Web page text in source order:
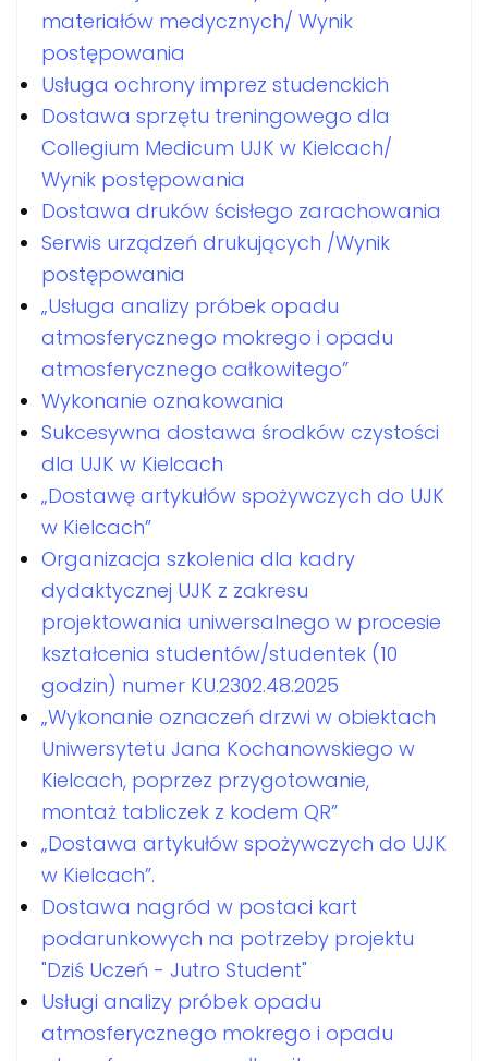
materiałów medycznych/ Wynik
postępowania
Usługa ochrony imprez studenckich
Dostawa sprzętu treningowego dla
Collegium Medicum UJK w Kielcach/
Wynik postępowania
Dostawa druków ścisłego zarachowania
Serwis urządzeń drukujących /Wynik
postępowania
„Usługa analizy próbek opadu
atmosferycznego mokrego i opadu
atmosferycznego całkowitego”
Wykonanie oznakowania
Sukcesywna dostawa środków czystości
dla UJK w Kielcach
„Dostawę artykułów spożywczych do UJK
w Kielcach”
Organizacja szkolenia dla kadry
dydaktycznej UJK z zakresu
projektowania uniwersalnego w procesie
kształcenia studentów/studentek (10
godzin) numer KU.2302.48.2025
„Wykonanie oznaczeń drzwi w obiektach
Uniwersytetu Jana Kochanowskiego w
Kielcach, poprzez przygotowanie,
montaż tabliczek z kodem QR”
„Dostawa artykułów spożywczych do UJK
w Kielcach”.
Dostawa nagród w postaci kart
podarunkowych na potrzeby projektu
"Dziś Uczeń - Jutro Student"
Usługi analizy próbek opadu
atmosferycznego mokrego i opadu